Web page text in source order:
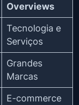
Overviews
Tecnologia e
Serviços
Grandes
Marcas
E-commerce